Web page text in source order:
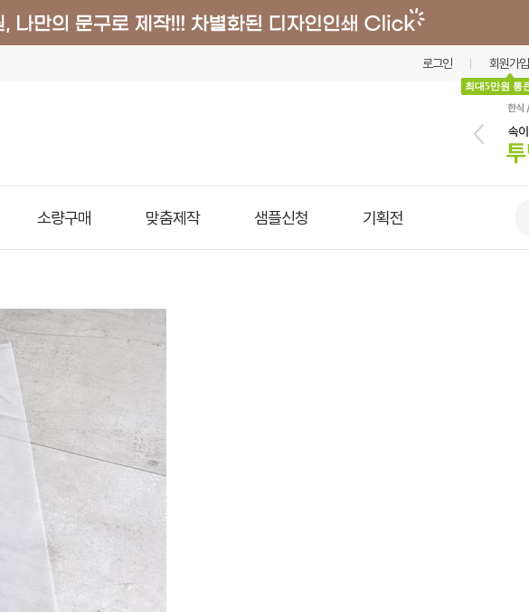
로그인 회원가입
최대5만원 통
소량구매 맞춤제작 샘플신청 기획전